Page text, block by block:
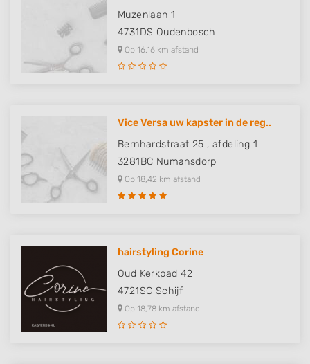
Muzenlaan 1
4731DS Oudenbosch
Op 16,16 km afstand
Vice Versa uw kapster in de reg..
Bernhardstraat 25 , afdeling 1
3281BC Numansdorp
Op 18,42 km afstand
hairstyling Corine
Oud Kerkpad 42
4721SC Schijf
Op 18,78 km afstand